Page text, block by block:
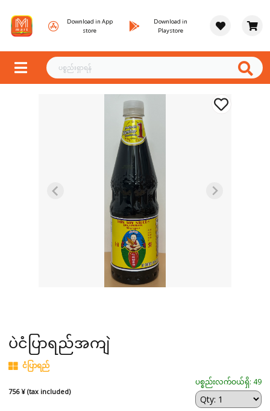
Download in App
store
Download in
Playstore
ပဲငံပြာရည်အကျဲ
ငံပြာရည်
756 ¥ (tax included)
ပစ္စည်းလက်ဝယ်ရှိ: 49